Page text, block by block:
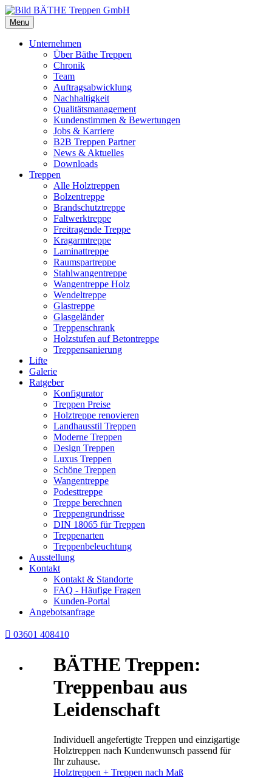
Menu
Unternehmen
Über Bäthe Treppen
Chronik
Team
Auftragsabwicklung
Nachhaltigkeit
Qualitätsmanagement
Kundenstimmen & Bewertungen
Jobs & Karriere
B2B Treppen Partner
News & Aktuelles
Downloads
Treppen
Alle Holztreppen
Bolzentreppe
Brandschutztreppe
Faltwerktreppe
Freitragende Treppe
Kragarmtreppe
Laminattreppe
Raumspartreppe
Stahlwangentreppe
Wangentreppe Holz
Wendeltreppe
Glastreppe
Glasgeländer
Treppenschrank
Holzstufen auf Betontreppe
Treppensanierung
Lifte
Galerie
Ratgeber
Konfigurator
Treppen Preise
Holztreppe renovieren
Landhausstil Treppen
Moderne Treppen
Design Treppen
Luxus Treppen
Schöne Treppen
Wangentreppe
Podesttreppe
Treppe berechnen
Treppengrundrisse
DIN 18065 für Treppen
Treppenarten
Treppenbeleuchtung
Ausstellung
Kontakt
Kontakt & Standorte
FAQ - Häufige Fragen
Kunden-Portal
Angebotsanfrage
 03601 408410
BÄTHE Treppen:
Treppenbau aus
Leidenschaft
Individuell angefertigte Treppen und einzigartige
Holztreppen nach Kundenwunsch passend für
Ihr zuhause.
Holztreppen + Treppen nach Maß